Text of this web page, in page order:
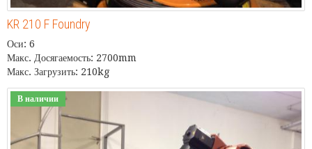
KR 210 F Foundry
Оси: 6
Макс. Досягаемость: 2700mm
Макс. Загрузить: 210kg
В наличии